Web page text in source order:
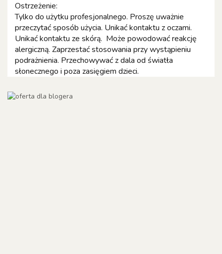
Ostrzeżenie:
Tylko do użytku profesjonalnego. Proszę uważnie
przeczytać sposób użycia. Unikać kontaktu z oczami.
Unikać kontaktu ze skórą. Może powodować reakcję
alergiczną. Zaprzestać stosowania przy wystąpieniu
podrażnienia. Przechowywać z dala od światła
słonecznego i poza zasięgiem dzieci.